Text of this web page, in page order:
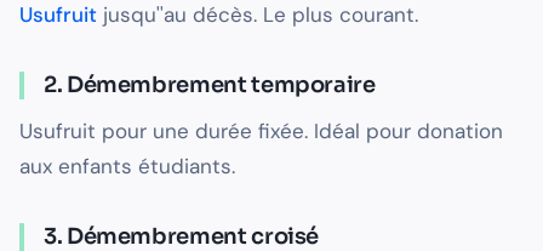
Usufruit jusqu''au décès. Le plus courant.
2. Démembrement temporaire
Usufruit pour une durée fixée. Idéal pour donation
aux enfants étudiants.
3. Démembrement croisé